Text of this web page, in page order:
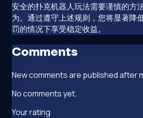
安全的扑克机器人玩法需要谨慎的方
为。通过遵守上述规则，您将显著降
罚的情况下享受稳定收益。
Comments
New comments are published after
No comments yet.
Your rating